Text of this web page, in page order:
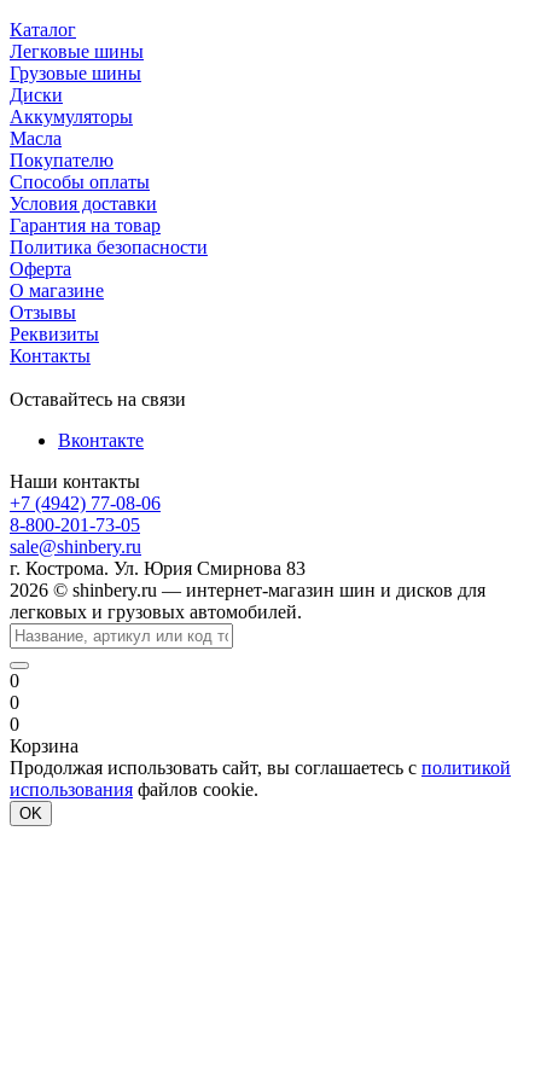
Каталог
Легковые шины
Грузовые шины
Диски
Аккумуляторы
Масла
Покупателю
Способы оплаты
Условия доставки
Гарантия на товар
Политика безопасности
Оферта
О магазине
Отзывы
Реквизиты
Контакты
Оставайтесь на связи
Вконтакте
Наши контакты
+7 (4942) 77-08-06
8-800-201-73-05
sale@shinbery.ru
г. Кострома. Ул. Юрия Смирнова 83
2026 © shinbery.ru — интернет-магазин шин и дисков для
легковых и грузовых автомобилей.
0
0
0
Корзина
Продолжая использовать сайт, вы соглашаетесь с политикой
использования файлов cookie.
OK